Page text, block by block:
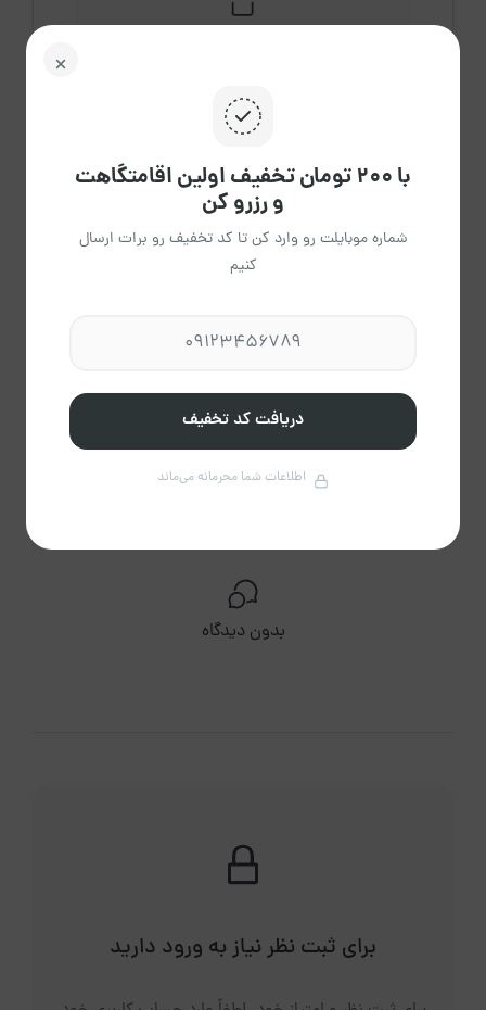
0دقیقه
میانگین پاسخ
تایید رزرو
بدون دیدگاه
برای ثبت نظر نیاز به ورود دارید
با ۲۰۰ تومان تخفیف اولین اقامتگاهت
و رزرو کن
شماره موبایلت رو وارد کن تا کد تخفیف رو برات ارسال
کنیم
دریافت کد تخفیف
اطلاعات شما محرمانه می‌ماند